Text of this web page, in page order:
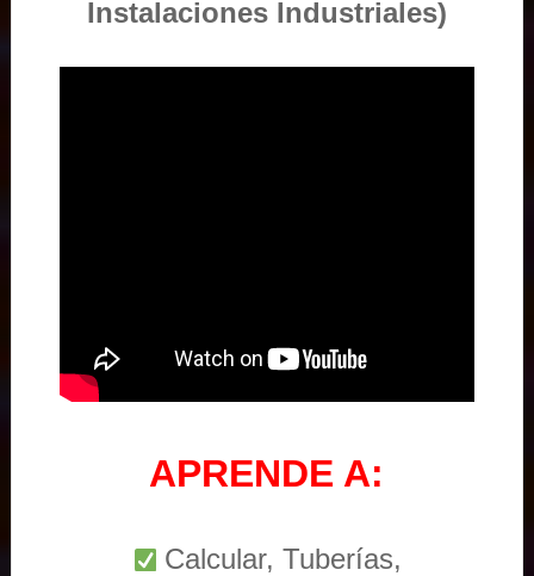
Instalaciones Industriales)
APRENDE A:
Calcular, Tuberías,